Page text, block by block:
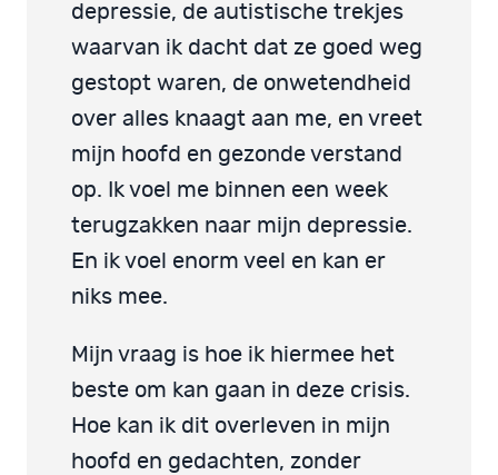
depressie, de autistische trekjes
waarvan ik dacht dat ze goed weg
gestopt waren, de onwetendheid
over alles knaagt aan me, en vreet
mijn hoofd en gezonde verstand
op. Ik voel me binnen een week
terugzakken naar mijn depressie.
En ik voel enorm veel en kan er
niks mee.
Mijn vraag is hoe ik hiermee het
beste om kan gaan in deze crisis.
Hoe kan ik dit overleven in mijn
hoofd en gedachten, zonder